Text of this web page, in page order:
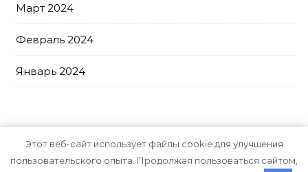
Март 2024
Февраль 2024
Январь 2024
Тема Graceful от Optima Themes
Этот веб-сайт использует файлы cookie для улучшения
пользовательского опыта. Продолжая пользоваться сайтом,